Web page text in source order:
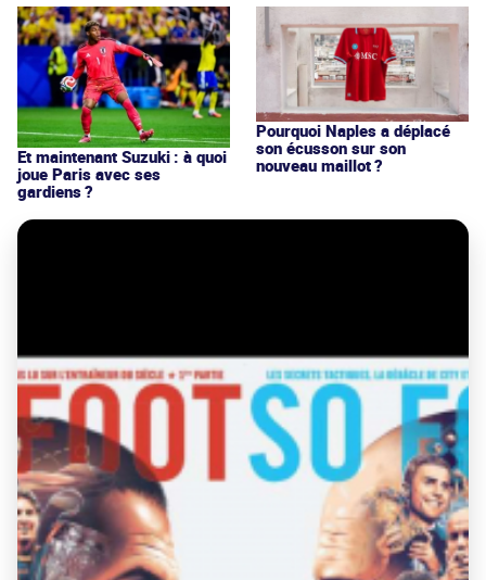
Et maintenant Suzuki : à quoi
joue Paris avec ses
gardiens ?
Pourquoi Naples a déplacé
son écusson sur son
nouveau maillot ?